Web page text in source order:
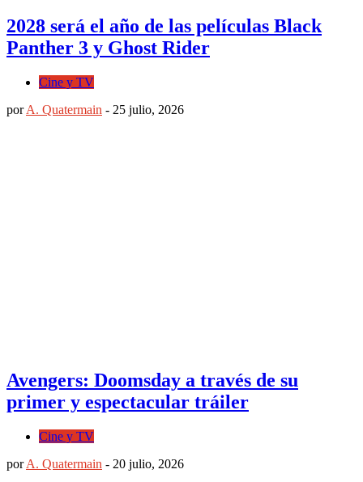
2028 será el año de las películas Black
Panther 3 y Ghost Rider
Cine y TV
porA. Quatermain - 25 julio, 2026
Avengers: Doomsday a través de su
primer y espectacular tráiler
Cine y TV
porA. Quatermain - 20 julio, 2026